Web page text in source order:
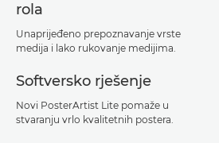
rola
Unaprijeđeno prepoznavanje vrste
medija i lako rukovanje medijima.
Softversko rješenje
Novi PosterArtist Lite pomaže u
stvaranju vrlo kvalitetnih postera.